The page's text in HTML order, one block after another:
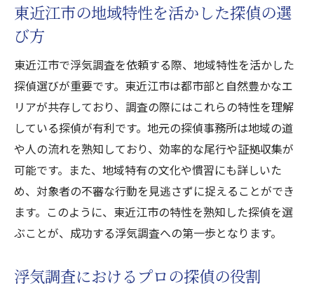
浮気調査成功事例と信頼できる探偵の役割
過去の浮気調査成功事例に学ぶ探偵選び
浮気調査における探偵事務所の選定基準
探偵事務所選びの成功体験を共有
浮気調査成功事例から得られる知識
東近江市の浮気調査における探偵選定の重要性
浮気調査における探偵選びの重要性を考え
る
東近江市での浮気調査における探偵の役割
探偵選びが浮気調査に与える影響
東近江市の地域特性を活かした探偵の選
び方
東近江市で浮気調査を依頼する際、地域特性を活かした
探偵選びが重要です。東近江市は都市部と自然豊かなエ
リアが共存しており、調査の際にはこれらの特性を理解
している探偵が有利です。地元の探偵事務所は地域の道
や人の流れを熟知しており、効率的な尾行や証拠収集が
可能です。また、地域特有の文化や慣習にも詳しいた
め、対象者の不審な行動を見逃さずに捉えることができ
ます。このように、東近江市の特性を熟知した探偵を選
ぶことが、成功する浮気調査への第一歩となります。
浮気調査におけるプロの探偵の役割